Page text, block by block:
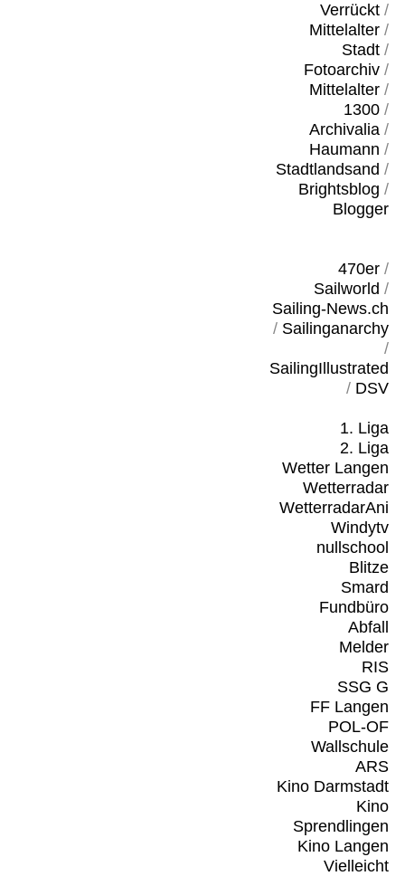
Verrückt/
Mittelalter/
Stadt/
Fotoarchiv/
Mittelalter/
1300/
Archivalia/
Haumann /
Stadtlandsand /
Brightsblog /
Blogger
470er/
Sailworld /
Sailing-News.ch
/ Sailinganarchy
/
SailingIllustrated
/ DSV
1. Liga
2. Liga
Wetter Langen
Wetterradar
WetterradarAni
Windytv
nullschool
Blitze
Smard
Fundbüro
Abfall
Melder
RIS
SSG G
FF Langen
POL-OF
Wallschule
ARS
Kino Darmstadt
Kino
Sprendlingen
Kino Langen
Vielleicht